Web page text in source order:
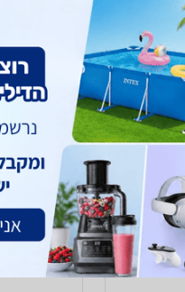
משלוח חינם
ב-סטודיו לנד